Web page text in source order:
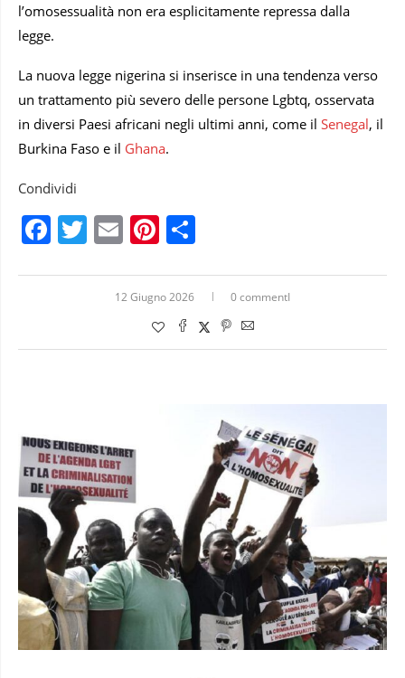
l’omosessualità non era esplicitamente repressa dalla
legge.
La nuova legge nigerina si inserisce in una tendenza verso
un trattamento più severo delle persone Lgbtq, osservata
in diversi Paesi africani negli ultimi anni, come il Senegal, il
Burkina Faso e il Ghana.
Condividi
Facebook
Twitter
EmailPinterest
12 Giugno 2026 0 commentI